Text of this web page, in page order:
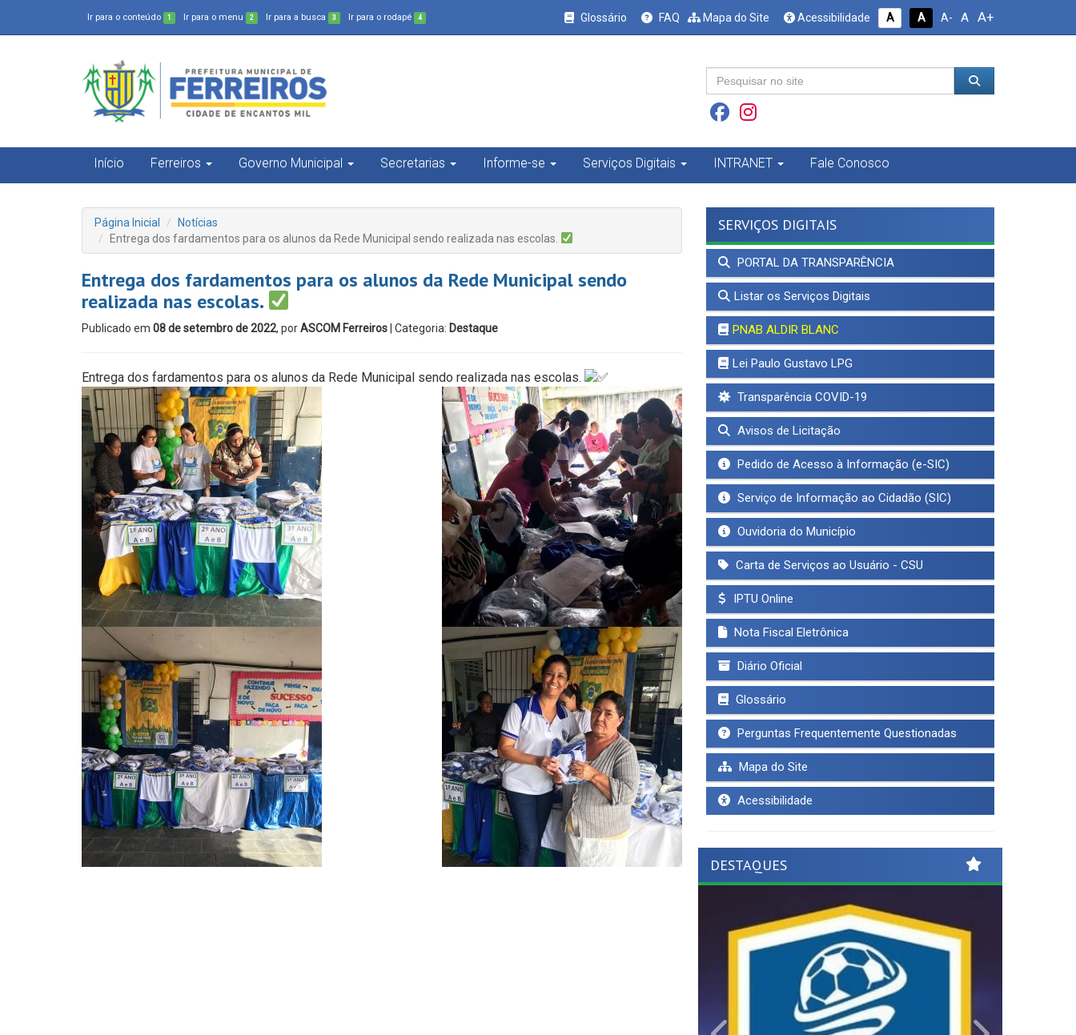
Ir para o conteúdo 1 Ir para o menu 2 Ir para a busca 3 Ir para o rodapé 4 Glossário FAQ Mapa do Site Acessibilidade A A A- A A+
Início Ferreiros Governo Municipal Secretarias Informe-se Serviços Digitais INTRANET Fale Conosco
Página Inicial
Notícias
Entrega dos fardamentos para os alunos da Rede Municipal sendo realizada nas escolas.
Entrega dos fardamentos para os alunos da Rede Municipal sendo
realizada nas escolas.
Publicado em 08 de setembro de 2022, porASCOM Ferreiros | Categoria: Destaque
Entrega dos fardamentos para os alunos da Rede Municipal sendo realizada nas escolas.
SERVIÇOS DIGITAIS
PORTAL DA TRANSPARÊNCIA
Listar os Serviços Digitais
PNAB ALDIR BLANC
Lei Paulo Gustavo LPG
Transparência COVID-19
Avisos de Licitação
Pedido de Acesso à Informação (e-SIC)
Serviço de Informação ao Cidadão (SIC)
Ouvidoria do Município
Carta de Serviços ao Usuário - CSU
IPTU Online
Nota Fiscal Eletrônica
Diário Oficial
Glossário
Perguntas Frequentemente Questionadas
Mapa do Site
Acessibilidade
DESTAQUES